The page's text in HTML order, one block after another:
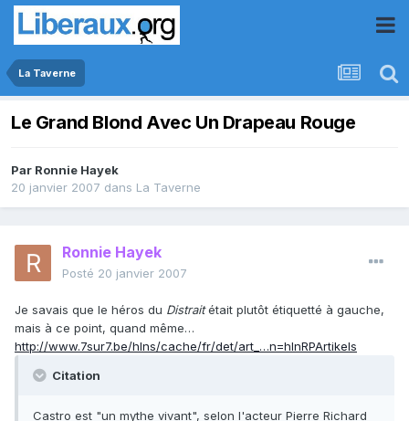
La Taverne
Le Grand Blond Avec Un Drapeau Rouge
Par Ronnie Hayek
20 janvier 2007 dans La Taverne
Ronnie Hayek
Posté 20 janvier 2007
Je savais que le héros du Distraitétait plutôt étiquetté à gauche,
mais à ce point, quand même…
http://www.7sur7.be/hlns/cache/fr/det/art_…n=hlnRPArtikels
Citation
Castro est "un mythe vivant", selon l'acteur Pierre Richard